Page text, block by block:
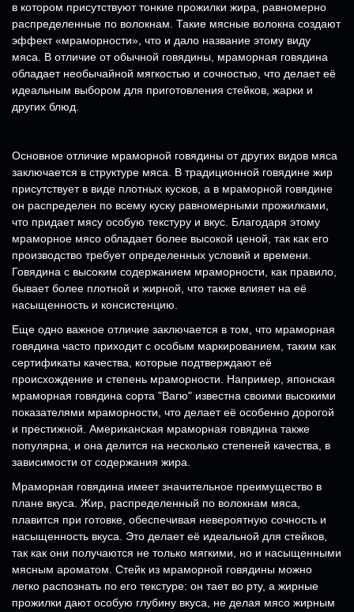
в котором присутствуют тонкие прожилки жира, равномерно
распределенные по волокнам. Такие мясные волокна создают
эффект «мраморности», что и дало название этому виду
мяса. В отличие от обычной говядины, мраморная говядина
обладает необычайной мягкостью и сочностью, что делает её
идеальным выбором для приготовления стейков, жарки и
других блюд.
Основное отличие мраморной говядины от других видов мяса
заключается в структуре мяса. В традиционной говядине жир
присутствует в виде плотных кусков, а в мраморной говядине
он распределен по всему куску равномерными прожилками,
что придает мясу особую текстуру и вкус. Благодаря этому
мраморное мясо обладает более высокой ценой, так как его
производство требует определенных условий и времени.
Говядина с высоким содержанием мраморности, как правило,
бывает более плотной и жирной, что также влияет на её
насыщенность и консистенцию.
Еще одно важное отличие заключается в том, что мраморная
говядина часто приходит с особым маркированием, таким как
сертификаты качества, которые подтверждают её
происхождение и степень мраморности. Например, японская
мраморная говядина сорта "Вагю" известна своими высокими
показателями мраморности, что делает её особенно дорогой
и престижной. Американская мраморная говядина также
популярна, и она делится на несколько степеней качества, в
зависимости от содержания жира.
Мраморная говядина имеет значительное преимущество в
плане вкуса. Жир, распределенный по волокнам мяса,
плавится при готовке, обеспечивая невероятную сочность и
насыщенность вкуса. Это делает её идеальной для стейков,
так как они получаются не только мягкими, но и насыщенными
мясным ароматом. Стейк из мраморной говядины можно
легко распознать по его текстуре: он тает во рту, а жирные
прожилки дают особую глубину вкуса, не делая мясо жирным